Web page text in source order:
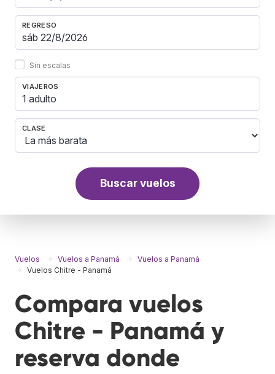
REGRESO
Sin escalas
VIAJEROS
1 adulto
CLASE
Buscar vuelos
Vuelos Vuelos a Panamá
Vuelos a Panamá
Vuelos Chitre - Panamá
Compara vuelos
Chitre - Panamá y
reserva donde